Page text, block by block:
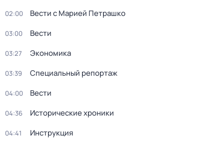
02:00 Вести с Марией Петрашко
03:00 Вести
03:27 Экономика
03:39 Специальный репортаж
04:00 Вести
04:36 Исторические хроники
04:41 Инструкция